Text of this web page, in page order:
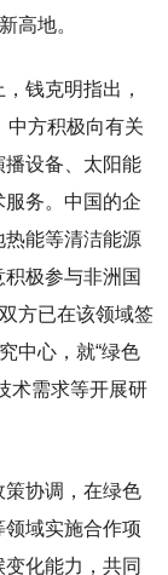
高地。
钱克明指出，
中方积极向有关
设备、 太阳能
务。中国的企
热能等清洁能源
极参与非洲国
方已在该领域签
中心，就“绿色
术需求等开展研
协调，在绿色
域实施合作项
化能力，共同